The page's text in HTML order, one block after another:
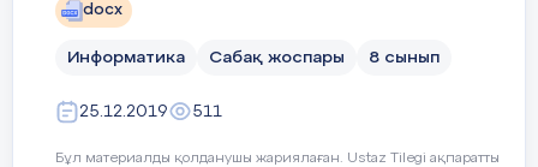
docx
Информатика Сабақ жоспары 8 сынып
25.12.2019 511
Бұл материалды қолданушы жариялаған. Ustaz Tilegi ақпаратты